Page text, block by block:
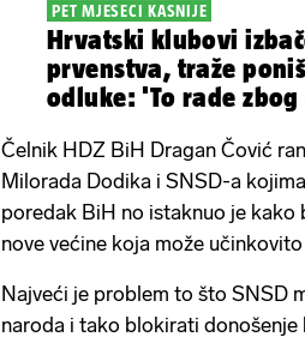
PET MJESECI KASNIJE
Hrvatski klubovi
prvenstva, traže
odluke: 'To rade
Čelnik HDZ BiH Dragan Čović
Milorada Dodika i SNSD-a
poredak BiH no istaknuo je kako
nove većine koja može
Najveći je problem to što SNSD
naroda i tako blokirati